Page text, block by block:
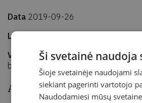
Data 2019-09-26
Laikas
Vieta
Kretingos rajono savivaldybės
biblioteka, Jaunimo edukacijos erdvė
Aprašymas
Ši svetainė naudoja
Šioje svetainėje naudojami
siekiant pagerinti vartotojo
Naudodamiesi mūsų